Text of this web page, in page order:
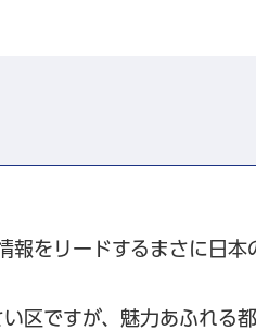
報をリードするまさに日本
区ですが、魅力あふれる都